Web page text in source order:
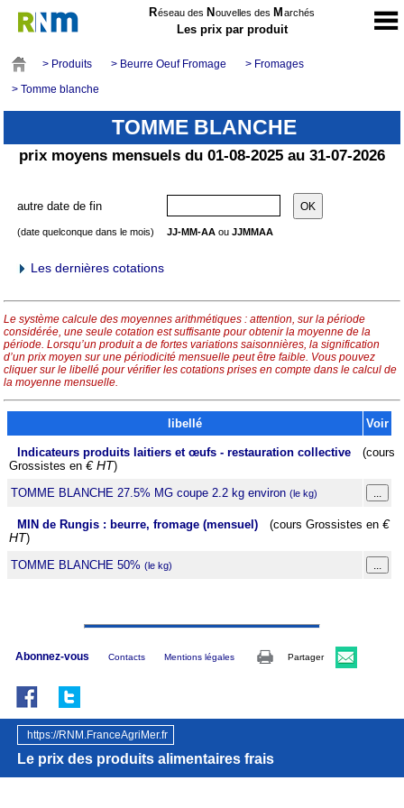
Réseau des N ouvelles des M archés
Les prix par produit
> Produits > Beurre Oeuf Fromage
> Fromages
> Tomme blanche
TOMME BLANCHE
prix moyens mensuels du 01-08-2025 au 31-07-2026
autre date de fin
(date quelconque dans le mois) JJ-MM-AA ou JJMMAA
Les dernières cotations
Le système calcule des moyennes arithmétiques : attention, sur la période
considérée, une seule cotation est suffisante pour obtenir la moyenne de la
période. Lorsqu’un produit a de fortes variations saisonnières, la signification
d’un prix moyen sur une périodicité mensuelle peut être faible. Vous pouvez
cliquer sur le libellé pour vérifier les cotations prises en compte dans le calcul de
la moyenne mensuelle.
libellé Voir
Indicateurs produits laitiers et œufs - restauration collective
(cours
Grossistes en € HT)
TOMME BLANCHE 27.5% MG coupe 2.2 kg environ (le kg)
MIN de Rungis : beurre, fromage (mensuel) (cours Grossistes en €
HT)
TOMME BLANCHE 50% (le kg)
Abonnez-vous Contacts Mentions légales Partager
https://RNM.FranceAgriMer.fr
Le prix des produits alimentaires frais